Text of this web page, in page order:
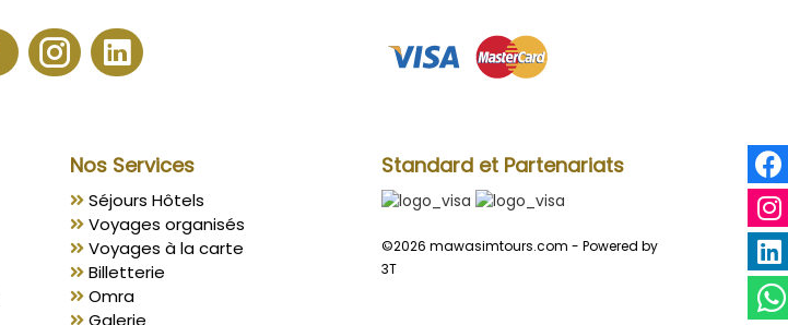
Nos Services
Séjours Hôtels
Voyages organisés
Voyages à la carte
Billetterie
Omra
Standard et Partenariats
©2026 mawasimtours.com - Powered by
3T